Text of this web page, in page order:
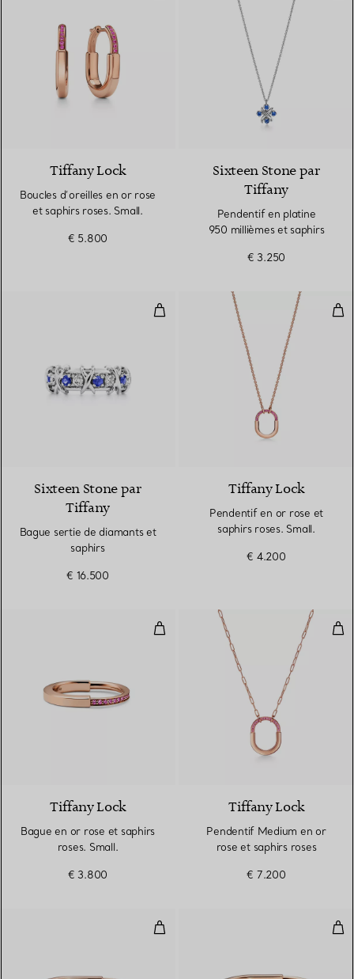
Tiffany Lock
Boucles d’oreilles en or rose
et saphirs roses. Small.
€ 5.800
Sixteen Stone par
Tiffany
Pendentif en platine
950 millièmes et saphirs
€ 3.250
Bague sertie de diamants et
Sixteen Stone par
Tiffany
Bague sertie de diamants et
saphirs
€ 16.500
Tiffany Lock
Pendentif en or rose et
saphirs roses. Small.
€ 4.200
Bague en or rose et saphirs
Tiffany Lock
Bague en or rose et saphirs
roses. Small.
€ 3.800
Tiffany Lock
Pendentif Medium en or
rose et saphirs roses
€ 7.200
Bracelet jonc étroit en or rose